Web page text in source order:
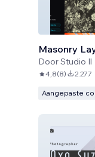
Masonry
DoorStudio Il
4,8(8) 2.277
Aangepaste